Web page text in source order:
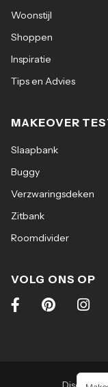
Montage:
Diepte: 105
Hoogte:
Woonstijl
Shoppen
Inspiratie
Tips en Advies
MAKEOVER
Slaapbank
Buggy
Verzwaringsdeken
Zitbank
Roomdivider
VOLG ONS OP